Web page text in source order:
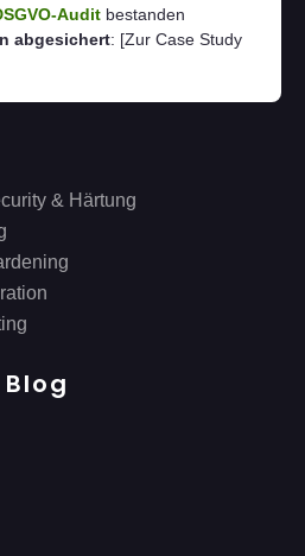
Audit bestanden
abgesichert: [Zur Case Study
& Härtung